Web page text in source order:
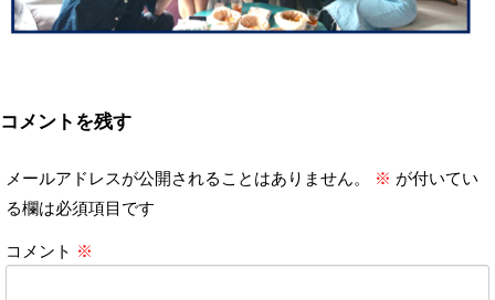
コメントを残す
メールアドレスが公開されることはありません。 ※ が付いてい
る欄は必須項目です
コメント ※